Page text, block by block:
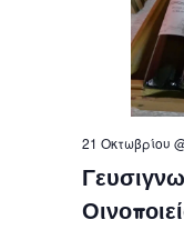
21 Οκτωβρίου